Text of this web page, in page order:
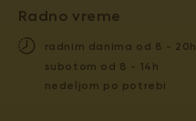
Radno vreme
radnim danima od 8 - 20h
subotom od 8 - 14h
nedeljom po potrebi